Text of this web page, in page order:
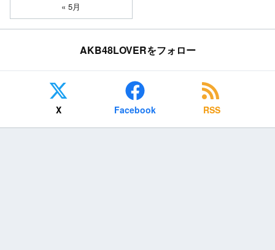
« 5月
AKB48LOVERをフォロー
X Facebook RSS